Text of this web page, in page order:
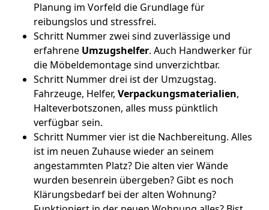
Planung im Vorfeld die Grundlage für
reibungslos und stressfrei.
Schritt Nummer zwei sind zuverlässige und
erfahrene Umzugshelfer. Auch Handwerker für
die Möbeldemontage sind unverzichtbar.
Schritt Nummer drei ist der Umzugstag.
Fahrzeuge, Helfer, Verpackungsmaterialien,
Halteverbotszonen, alles muss pünktlich
verfügbar sein.
Schritt Nummer vier ist die Nachbereitung. Alles
ist im neuen Zuhause wieder an seinem
angestammten Platz? Die alten vier Wände
wurden besenrein übergeben? Gibt es noch
Klärungsbedarf bei der alten Wohnung?